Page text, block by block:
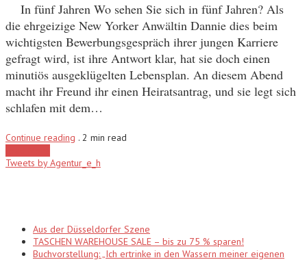
In fünf Jahren Wo sehen Sie sich in fünf Jahren? Als
die ehrgeizige New Yorker Anwältin Dannie dies beim
wichtigsten Bewerbungsgespräch ihrer jungen Karriere
gefragt wird, ist ihre Antwort klar, hat sie doch einen
minutiös ausgeklügelten Lebensplan. An diesem Abend
macht ihr Freund ihr einen Heiratsantrag, und sie legt sich
schlafen mit dem…
Continue reading . 2 min read
Tweets by Agentur_e_h
Aus der Düsseldorfer Szene
TASCHEN WAREHOUSE SALE – bis zu 75 % sparen!
Buchvorstellung: „Ich ertrinke in den Wassern meiner eigenen